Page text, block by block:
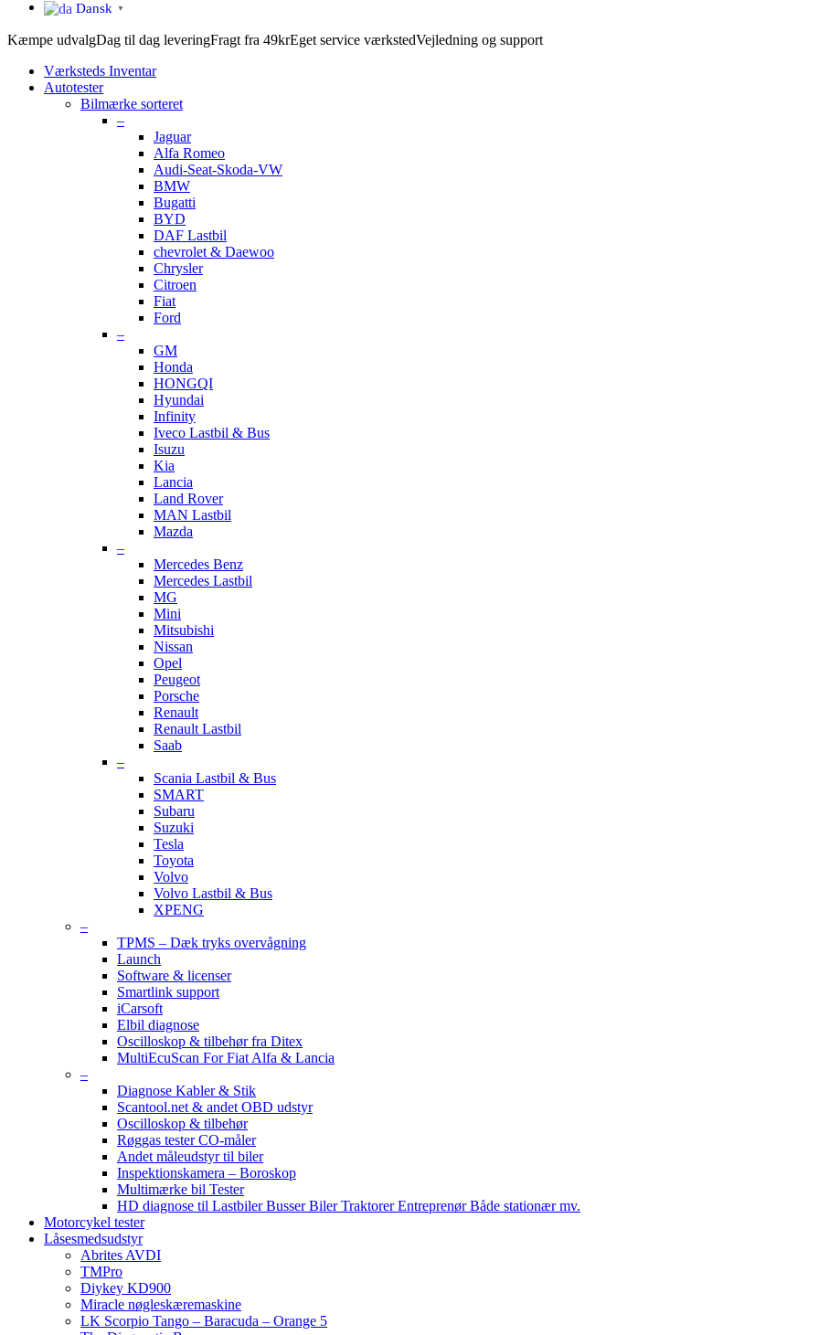
Dansk ▼
Kæmpe udvalgDag til dag leveringFragt fra 49krEget service værkstedVejledning og support
Værksteds Inventar
Autotester
Bilmærke sorteret
–
Jaguar
Alfa Romeo
Audi-Seat-Skoda-VW
BMW
Bugatti
BYD
DAF Lastbil
chevrolet & Daewoo
Chrysler
Citroen
Fiat
Ford
–
GM
Honda
HONGQI
Hyundai
Infinity
Iveco Lastbil & Bus
Isuzu
Kia
Lancia
Land Rover
MAN Lastbil
Mazda
–
Mercedes Benz
Mercedes Lastbil
MG
Mini
Mitsubishi
Nissan
Opel
Peugeot
Porsche
Renault
Renault Lastbil
Saab
–
Scania Lastbil & Bus
SMART
Subaru
Suzuki
Tesla
Toyota
Volvo
Volvo Lastbil & Bus
XPENG
–
TPMS – Dæk tryks overvågning
Launch
Software & licenser
Smartlink support
iCarsoft
Elbil diagnose
Oscilloskop & tilbehør fra Ditex
MultiEcuScan For Fiat Alfa & Lancia
–
Diagnose Kabler & Stik
Scantool.net & andet OBD udstyr
Oscilloskop & tilbehør
Røggas tester CO-måler
Andet måleudstyr til biler
Inspektionskamera – Boroskop
Multimærke bil Tester
HD diagnose til Lastbiler Busser Biler Traktorer Entreprenør Både stationær mv.
Motorcykel tester
Låsesmedsudstyr
Abrites AVDI
TMPro
Diykey KD900
Miracle nøgleskæremaskine
LK Scorpio Tango – Baracuda – Orange 5